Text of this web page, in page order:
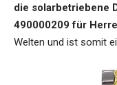
die solarbetriebene
490000209 für
Welten und ist somit